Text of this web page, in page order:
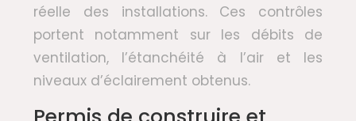
réelle des installations. Ces contrôles
portent notamment sur les débits de
ventilation, l’étanchéité à l’air et les
niveaux d’éclairement obtenus.